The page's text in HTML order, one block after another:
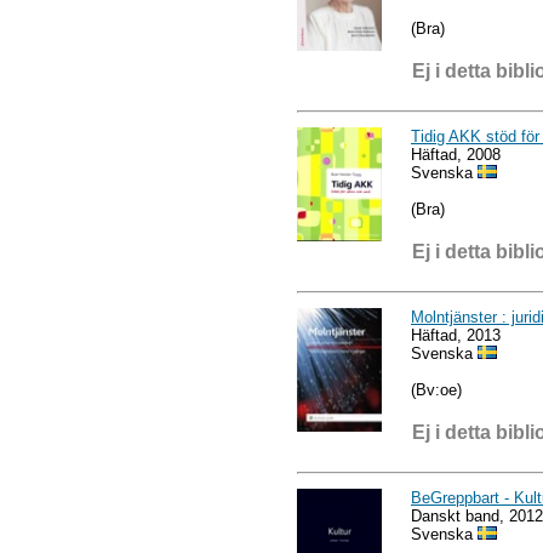
(Bra)
Ej i detta
Tidig AKK stöd
Häftad, 2008
Svenska
(Bra)
Ej i detta
Molntjänster :
Häftad, 2013
Svenska
(Bv:oe)
Ej i detta
BeGreppbart -
Danskt band, 2012
Svenska